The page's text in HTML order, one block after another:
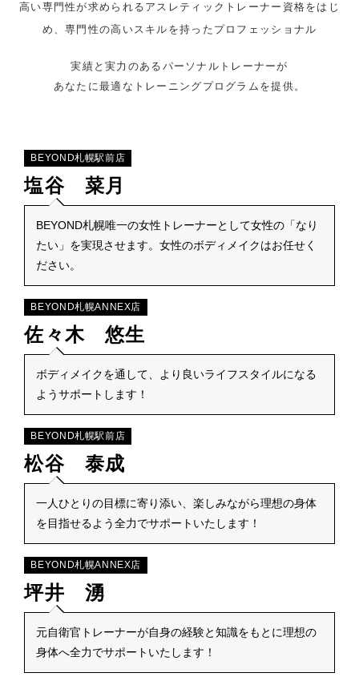
高い専門性が求められるアスレティックトレーナー資格をはじ
め、専門性の高いスキルを持ったプロフェッショナル
実績と実力のあるパーソナルトレーナーが
あなたに最適なトレーニングプログラムを提供。
BEYOND札幌駅前店
塩谷 菜月
BEYOND札幌唯一の女性トレーナーとして女性の「なり
たい」を実現させます。女性のボディメイクはお任せく
ださい。
BEYOND札幌ANNEX店
佐々木 悠生
ボディメイクを通して、より良いライフスタイルになる
ようサポートします！
BEYOND札幌駅前店
松谷 泰成
一人ひとりの目標に寄り添い、楽しみながら理想の身体
を目指せるよう全力でサポートいたします！
BEYOND札幌ANNEX店
坪井 湧
元自衛官トレーナーが自身の経験と知識をもとに理想の
身体へ全力でサポートいたします！